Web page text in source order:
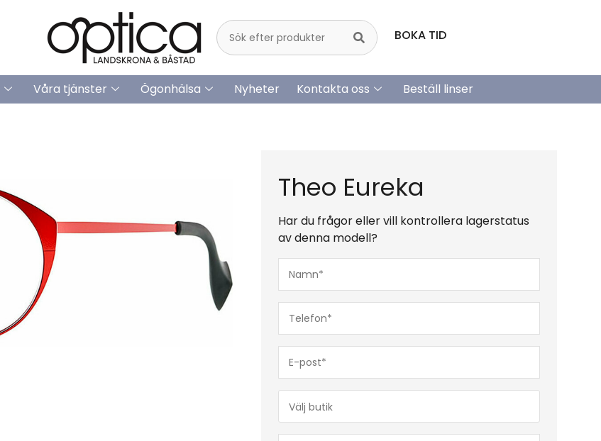
BOKA TID
Våra tjänster Ögonhälsa Nyheter Kontakta oss Beställ linser
Theo Eureka
Har du frågor eller vill kontrollera lagerstatus
av denna modell?
post*
(Obligatoriskt)
(Obligatoriskt)